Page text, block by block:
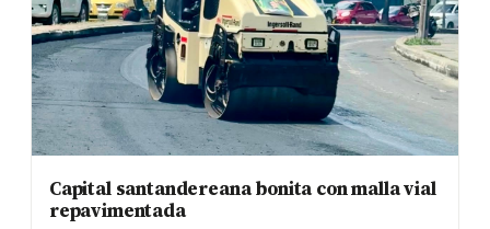
Capital santandereana bonita con malla vial
repavimentada